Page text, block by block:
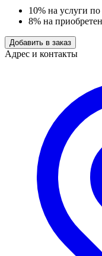
10% на услуги
8% на
Добавить в заказ
Адрес и контакты